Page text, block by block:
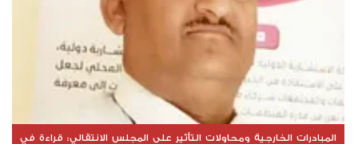
المبادرات الخارجية ومحاولات التأثير على المجلس الانتقالي: قراءة في